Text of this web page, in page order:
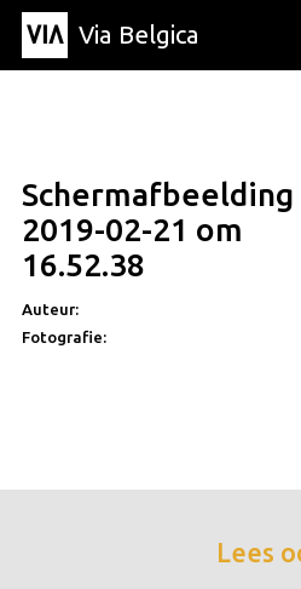
Via Belgica
Artikel
Educatie
Recept
Vrienden
Over Via
Schermafbeelding
2019-02-21 om
16.52.38
Auteur:
Fotografie:
Lees